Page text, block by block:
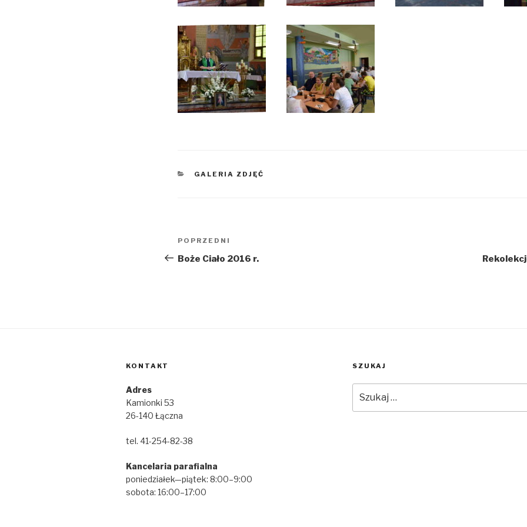
KATEGORIE
GALERIA ZDJĘĆ
Nawigacja
wpisu
Poprzedni
wpis
POPRZEDNI
Boże Ciało 2016 r.
KONTAKT
Adres
Kamionki 53
26-140 Łączna
tel. 41-254-82-38
Kancelaria parafialna
poniedziałek—piątek: 8:00–9:00
sobota: 16:00–17:00
SZUKAJ